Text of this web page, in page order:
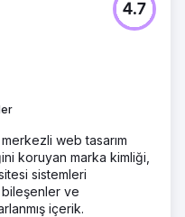
4.7
web tasarım
koruyan marka kimliği,
sistemleri
bileşenler ve
içerik.